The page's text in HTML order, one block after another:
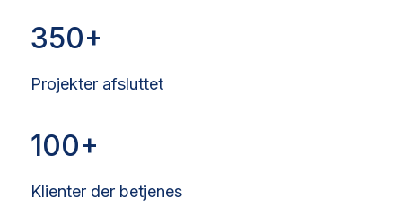
350
Projekter afsluttet
100
Klienter der betjenes